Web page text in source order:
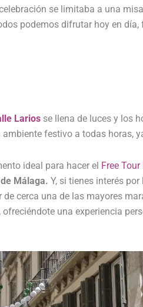
se limitaba a una
podemos difrutar hoy en
Larios se llena de luces y los
festivo a todas horas,
ideal para hacer el Free
Málaga. Y, si tienes interés
de cerca una de las mayores
, ofreciéndote una experiencia